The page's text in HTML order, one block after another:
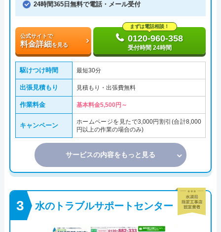
24時間365日無料で電話・メール受付
公式サイトで
料金詳細を見る
まずは電話相談！
0120-960-358
受付時間 24時間
駆けつけ時間 最短30分
出張見積もり 見積もり・出張費無料
作業料金 基本料金5,500円～
キャンペーン
ホームページを見たで3,000円割引(合計8,000
円以上の作業の場合のみ)
サービスの内容をもっと見る
水のトラブルサポートセンター